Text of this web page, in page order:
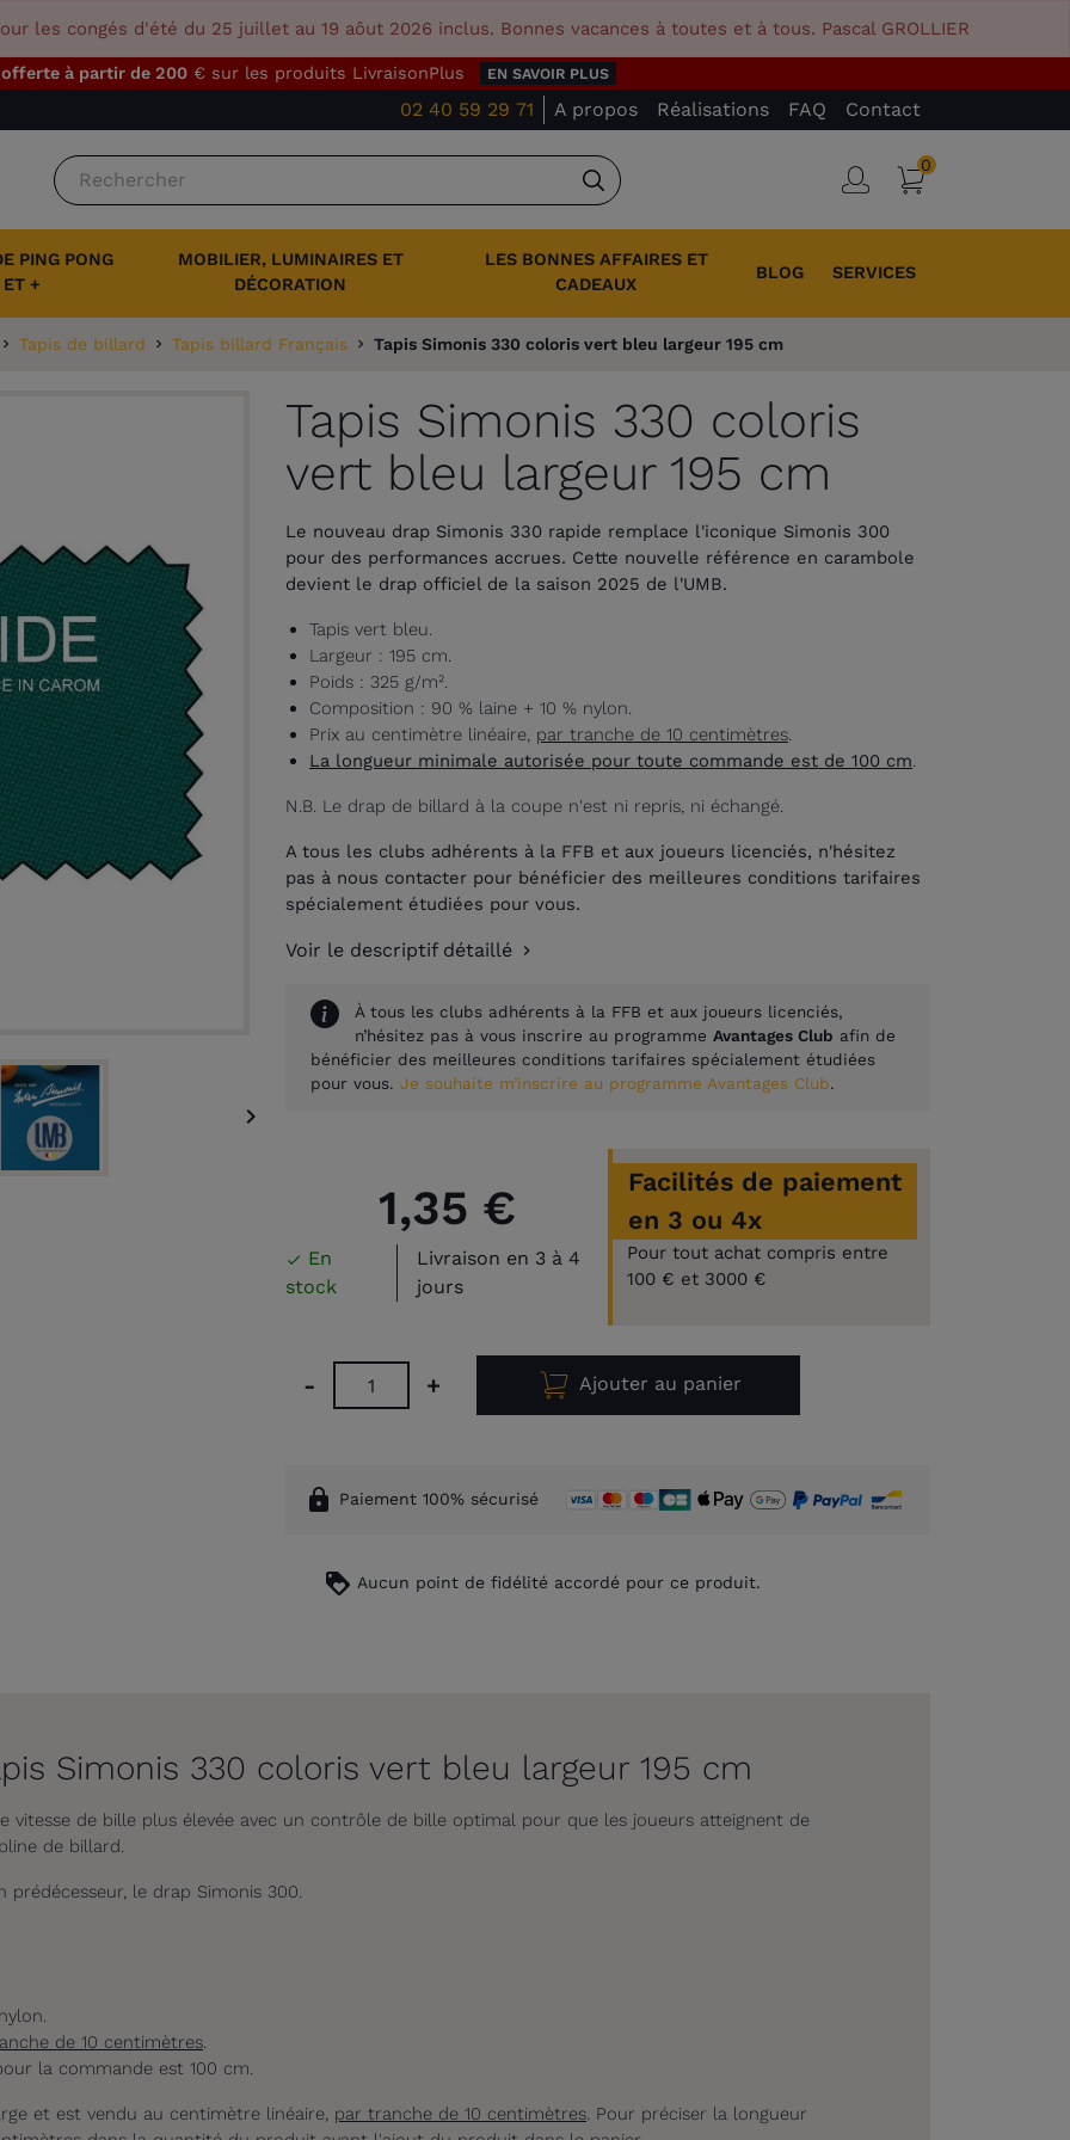
les congés d'été du 25 juillet au 19 aôut 2026 inclus. Bonnes vacances à toutes et à tous. Pascal GROLLIER
à partir de 200 € sur les produits LivraisonPlus EN SAVOIR PLUS
02 40 59 29 71 A propos Réalisations FAQ Contact
Rechercher
Connexion
Panier
0
PING PONG
ET +
MOBILIER, LUMINAIRES ET
DÉCORATION
LES BONNES AFFAIRES ET
CADEAUX
BLOG SERVICES
Tapis de billard Tapis billard Français Tapis Simonis 330 coloris vert bleu largeur 195 cm

Tapis Simonis 330 coloris
vert bleu largeur 195 cm
Le nouveau drap Simonis 330 rapide remplace l'iconique Simonis 300
pour des performances accrues. Cette nouvelle référence en carambole
devient le drap officiel de la saison 2025 de l'UMB.
Tapis vert bleu.
Largeur : 195 cm.
Poids : 325 g/m².
Composition : 90 % laine + 10 % nylon.
Prix au centimètre linéaire, par tranche de 10 centimètres.
La longueur minimale autorisée pour toute commande est de 100 cm.
N.B. Le drap de billard à la coupe n'est ni repris, ni échangé.
A tous les clubs adhérents à la FFB et aux joueurs licenciés, n'hésitez
pas à nous contacter pour bénéficier des meilleures conditions tarifaires
spécialement étudiées pour vous.
Voir le descriptif détaillé
À tous les clubs adhérents à la FFB et aux joueurs licenciés,
n’hésitez pas à vous inscrire au programme Avantages Club afin de
bénéficier des meilleures conditions tarifaires spécialement étudiées
pour vous. Je souhaite m’inscrire au programme Avantages Club.
1,35 €
 En
stock
Livraison en 3 à 4
jours
Facilités de paiement
en 3 ou 4x
Pour tout achat compris entre
100 € et 3000 €
- + Ajouter au panier
lock Paiement 100% sécurisé
loyalty Aucun point de fidélité accordé pour ce produit.
Simonis 330 coloris vert bleu largeur 195 cm
vitesse de bille plus élevée avec un contrôle de bille optimal pour que les joueurs atteignent de
de billard.
le drap Simonis 300.
de 10 centimètres.
la commande est 100 cm.
et est vendu au centimètre linéaire, par tranche de 10 centimètres. Pour préciser la longueur